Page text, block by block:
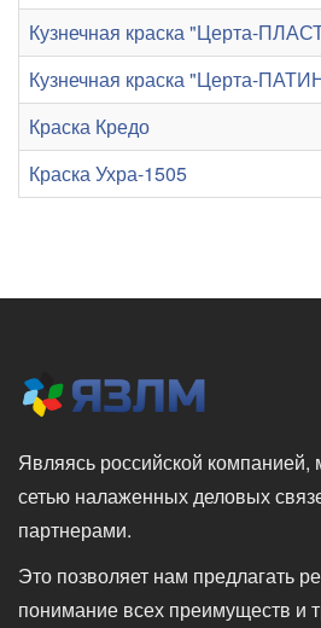
Кузнечная краска "Церта-
Кузнечная краска "Церта-
Краска Кредо
Краска Ухра-1505
Являясь российской
сетью налаженных деловых
партнерами.
Это позволяет нам предлагать
понимание всех преимуществ и